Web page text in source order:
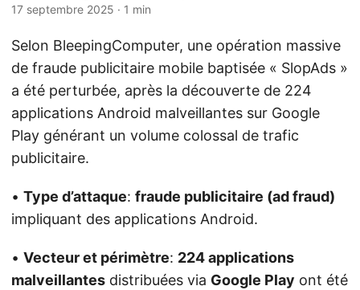
17 septembre 2025 · 1 min
Selon BleepingComputer, une opération massive
de fraude publicitaire mobile baptisée « SlopAds »
a été perturbée, après la découverte de 224
applications Android malveillantes sur Google
Play générant un volume colossal de trafic
publicitaire.
• Type d’attaque: fraude publicitaire (ad fraud)
impliquant des applications Android.
• Vecteur et périmètre: 224 applications
malveillantes distribuées via Google Play ont été